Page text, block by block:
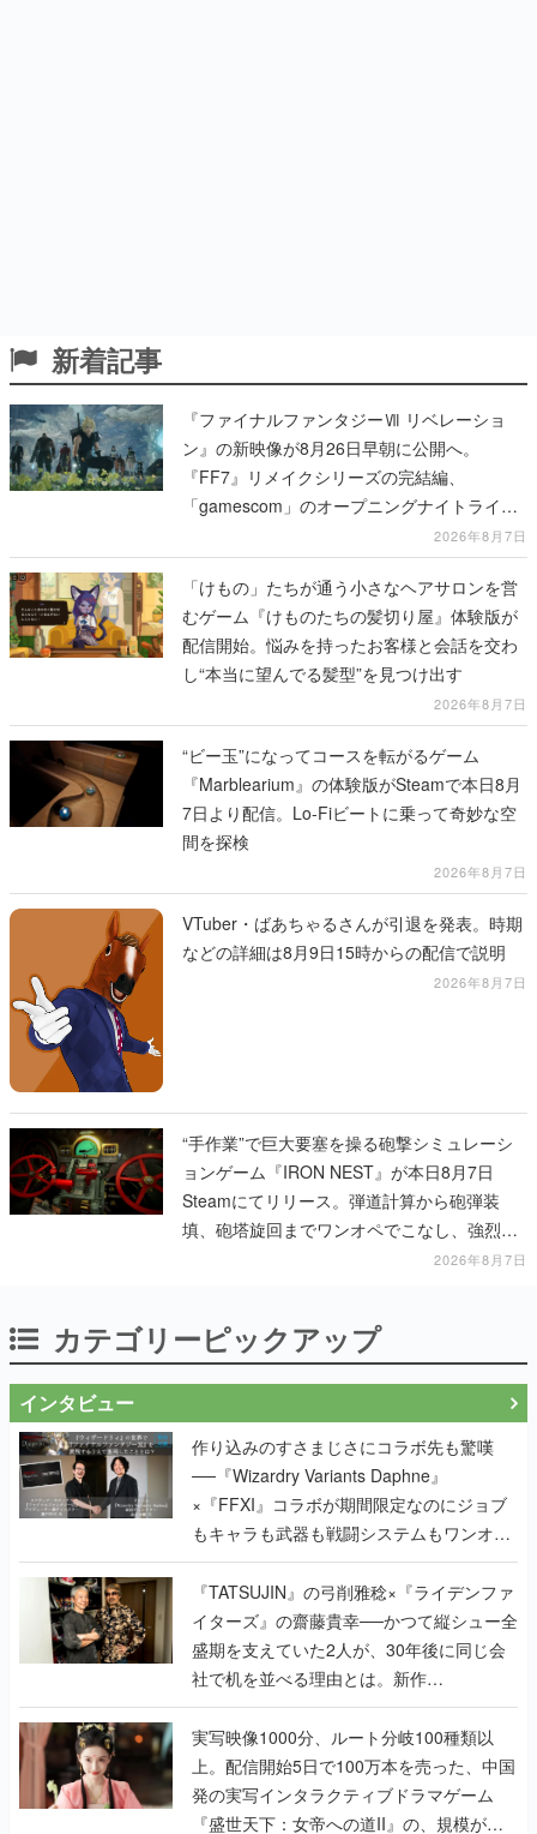
新着記事
『ファイナルファンタジーⅦ リベレーショ
ン』の新映像が8月26日早朝に公開へ。
『FF7』リメイクシリーズの完結編、
「gamescom」のオープニングナイトライブ
にてディレクターの浜口直樹氏が登壇する予
定
2026年8月7日
「けもの」たちが通う小さなヘアサロンを営
むゲーム『けものたちの髪切り屋』体験版が
配信開始。悩みを持ったお客様と会話を交わ
し“本当に望んでる髪型”を見つけ出す
2026年8月7日
“ビー玉”になってコースを転がるゲーム
『Marblearium』の体験版がSteamで本日8月
7日より配信。Lo-Fiビートに乗って奇妙な空
間を探検
2026年8月7日
VTuber・ばあちゃるさんが引退を発表。時期
などの詳細は8月9日15時からの配信で説明
2026年8月7日
“手作業”で巨大要塞を操る砲撃シミュレーシ
ョンゲーム『IRON NEST』が本日8月7日
Steamにてリリース。弾道計算から砲弾装
填、砲塔旋回までワンオペでこなし、強烈な
一撃をブチかませるロマンある作品2026年8月7日
カテゴリーピックアップ
インタビュー
作り込みのすさまじさにコラボ先も驚嘆
──『Wizardry Variants Daphne』
×『FFXI』コラボが期間限定なのにジョブ
もキャラも武器も戦闘システムもワンオフ
で作り込まれた理由を両ディレクターに聞
く
『TATSUJIN』の弓削雅稔×『ライデンファ
イターズ』の齋藤貴幸──かつて縦シュー全
盛期を支えていた2人が、30年後に同じ会
社で机を並べる理由とは。新作
『TATSUJIN EXTREME』で初タッグを組
んだレジェンド2人に訊く開発秘話
実写映像1000分、ルート分岐100種類以
上。配信開始5日で100万本を売った、中国
発の実写インタラクティブドラマゲーム
『盛世天下：女帝への道II』の、規模が違